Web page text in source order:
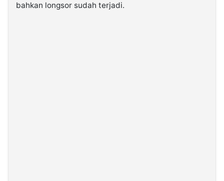
bahkan longsor sudah terjadi.